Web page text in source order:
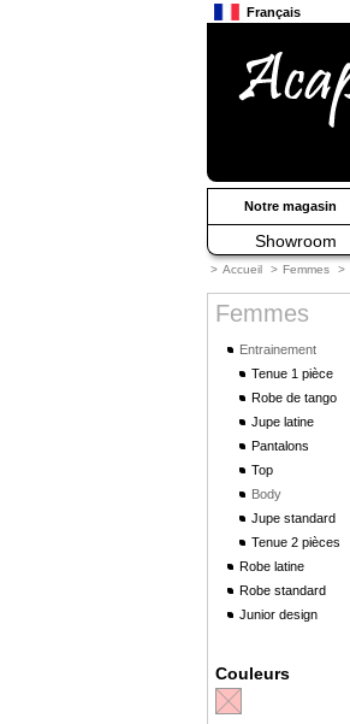
Français
Japonais
Notre magasin
Showroom
> Accueil > Femmes >
Femmes
Entrainement
Tenue 1 pièce
Robe de tango
Jupe latine
Pantalons
Top
Body
Jupe standard
Tenue 2 pièces
Robe latine
Robe standard
Junior design
Couleurs